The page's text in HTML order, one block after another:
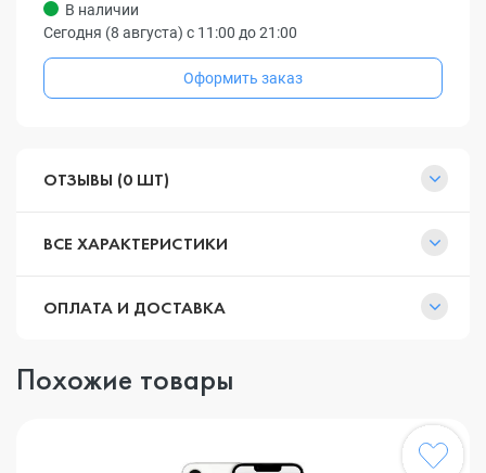
В наличии
Сегодня (8 августа) с 11:00 до 21:00
Оформить заказ
ОТЗЫВЫ (0 ШТ)
ВСЕ ХАРАКТЕРИСТИКИ
ОПЛАТА И ДОСТАВКА
Похожие товары